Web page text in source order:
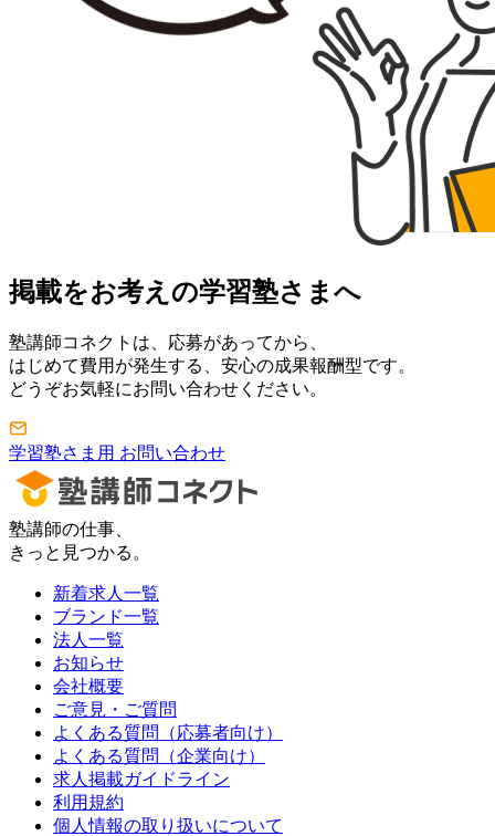
掲載をお考えの学習塾さまへ
塾講師コネクトは、応募があってから、
はじめて費用が発生する、安心の成果報酬型です。
どうぞお気軽にお問い合わせください。
学習塾さま用 お問い合わせ
塾講師の仕事、
きっと見つかる。
新着求人一覧
ブランド一覧
法人一覧
お知らせ
会社概要
ご意見・ご質問
よくある質問（応募者向け）
よくある質問（企業向け）
求人掲載ガイドライン
利用規約
個人情報の取り扱いについて